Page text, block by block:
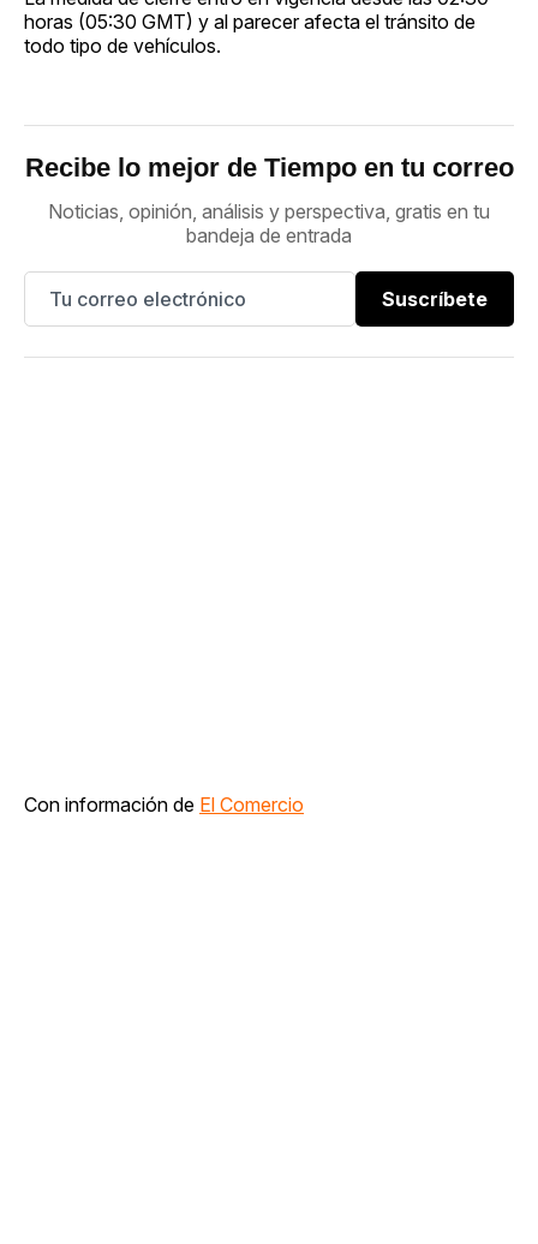
horas (05:30 GMT) y al parecer afecta el tránsito de
todo tipo de vehículos.
Recibe lo mejor de Tiempo en tu correo
Noticias, opinión, análisis y perspectiva, gratis en tu
bandeja de entrada
Suscríbete
Con información de El Comercio